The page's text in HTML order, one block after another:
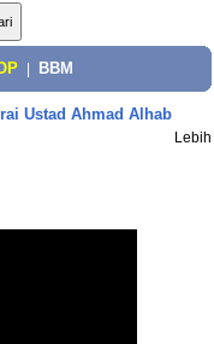
BBM
Ustad Ahmad Alhab
Lebih